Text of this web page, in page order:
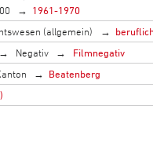
1961-1970
(allgemein)
Negativ
Filmnegativ
Beatenberg